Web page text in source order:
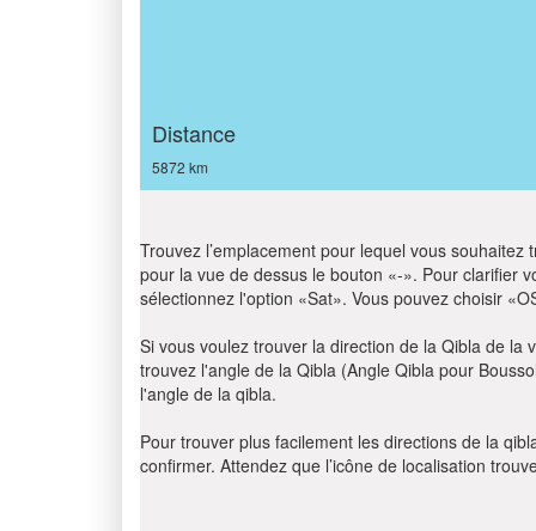
Distance
5872 km
Trouvez l’emplacement pour lequel vous
pour la vue de dessus le bouton «-». Pour clarifier
sélectionnez l'option «Sat». Vous pouvez choisir
Si vous voulez trouver la direction de la Qibla de la
trouvez l'angle de la Qibla (Angle Qibla pour
l'angle de la qibla.
Pour trouver plus facilement les directions de la
confirmer. Attendez que l’icône de localisation